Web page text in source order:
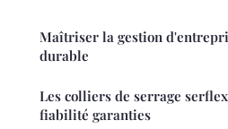
Maîtriser la gestion
durable
Les colliers de serrage
fiabilité garanties